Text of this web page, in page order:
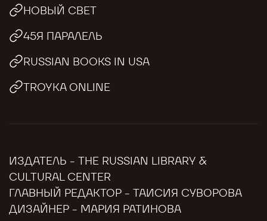
НОВЫЙ СВЕТ
45Я ПАРАЛЕЛЬ
RUSSIAN BOOKS IN USA
TROYKA ONLINE
ИЗДАТЕЛЬ - THE RUSSIAN LIBRARY &
CULTURAL CENTER
ГЛАВНЫЙ РЕДАКТОР - ТАИСИЯ СУВОРОВА
ДИЗАЙНЕР - МАРИЯ РАТИНОВА